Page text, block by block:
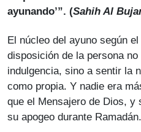
ayunando’”. (Sahih Al
El núcleo del ayuno según
disposición de la persona
indulgencia, sino a sentir la
como propia. Y nadie era
que el Mensajero de Dios, y
su apogeo durante